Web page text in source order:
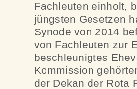
Fachleuten einholt,
jüngsten Gesetzen
Synode von 2014
von Fachleuten zur
beschleunigtes
Kommission
der Dekan der Rota